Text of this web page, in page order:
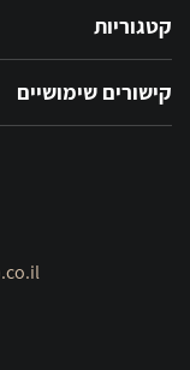
קטגוריות
קישורים שימושיים